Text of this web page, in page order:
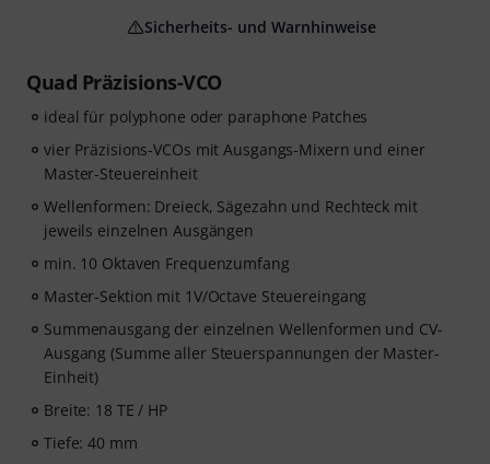
Quad Präzisions-VCO
ideal für polyphone oder paraphone Patches
vier Präzisions-VCOs mit Ausgangs-Mixern und einer
Master-Steuereinheit
Wellenformen: Dreieck, Sägezahn und Rechteck mit
jeweils einzelnen Ausgängen
min. 10 Oktaven Frequenzumfang
Master-Sektion mit 1V/Octave Steuereingang
Summenausgang der einzelnen Wellenformen und CV-
Ausgang (Summe aller Steuerspannungen der Master-
Einheit)
Breite: 18 TE / HP
Tiefe: 40 mm
Sicherheits- und Warnhinweise